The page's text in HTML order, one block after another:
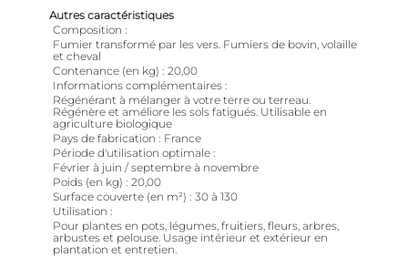
Autres caractéristiques
Composition
Fumier transformé par les vers. Fumiers de bovin, volaille
et cheval
Contenance (en kg)
20,00
Informations complémentaires
Régénérant à mélanger à votre terre ou terreau.
Régénère et améliore les sols fatigués. Utilisable en
agriculture biologique
Pays de fabrication
France
Période d'utilisation optimale
Février à juin / septembre à novembre
Poids (en kg)
20,00
Surface couverte (en m²)
30 à 130
Utilisation
Pour plantes en pots, légumes, fruitiers, fleurs, arbres,
arbustes et pelouse. Usage intérieur et extérieur en
plantation et entretien.